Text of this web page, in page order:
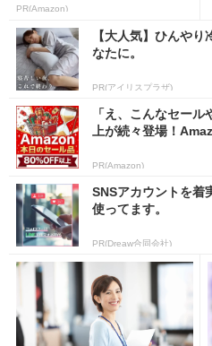
PR(Amazon)
【大人気】ひんや
なたに。
PR(アイリスプラザ)
「え、こんなセー
上が続々登場！
PR(Amazon)
SNSアカウントを着
使ってます。
PR(Dreaw合同会社)